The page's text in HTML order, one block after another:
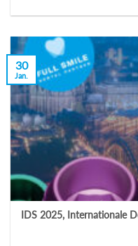
IDS 2025, Internationale
30
Jan.